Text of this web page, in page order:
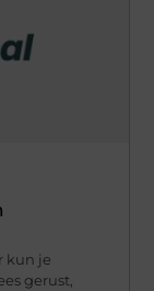
kun je
gerust,